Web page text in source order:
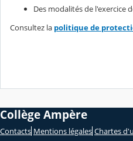
Des modalités de l'exercice
Consultez la politique de
Collège Ampère
Contacts Mentions légales Chartes